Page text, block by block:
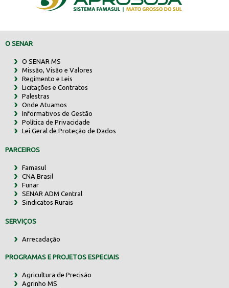
O SENAR
O SENAR MS
Missão, Visão e Valores
Regimento e Leis
Licitações e Contratos
Palestras
Onde Atuamos
Informativos de Gestão
Política de Privacidade
Lei Geral de Proteção de Dados
PARCEIROS
Famasul
CNA Brasil
Funar
SENAR ADM Central
Sindicatos Rurais
SERVIÇOS
Arrecadação
PROGRAMAS E PROJETOS ESPECIAIS
Agricultura de Precisão
Agrinho MS